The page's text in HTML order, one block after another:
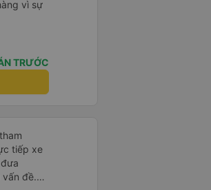
khách
(theo
vì sự
TRƯỚC
tiếp xe
đề.